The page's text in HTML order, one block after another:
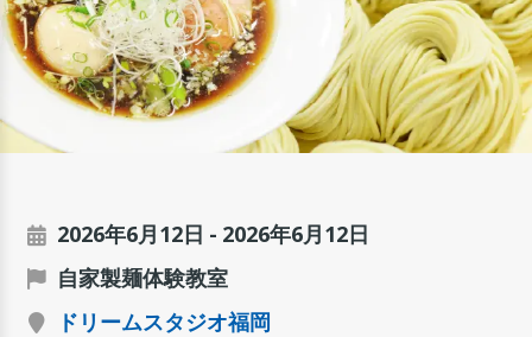
2026年6月12日
2026年6月12日
自家製麺体験教室
ドリームスタジオ福岡